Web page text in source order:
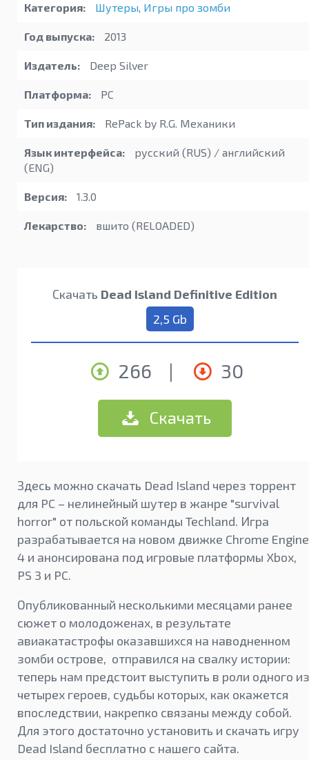
Категория: Шутеры, Игры про зомби
Год выпуска: 2013
Издатель: Deep Silver
Платформа: PC
Тип издания: RePack by R.G. Механики
Язык интерфейса:
русский (RUS) / английский
(ENG)
Версия: 1.3.0
Лекарство: вшито (RELOADED)
Скачать Dead Island Definitive Edition
2,5 Gb
266 | 30
Скачать
Здесь можно скачать Dead Island через торрент
для PC – нелинейный шутер в жанре "survival
horror" от польской команды Techland. Игра
разрабатывается на новом движке Chrome Engine
4 и анонсирована под игровые платформы Xbox,
PS 3 и PC.
Опубликованный несколькими месяцами ранее
сюжет о молодоженах, в результате
авиакатастрофы оказавшихся на наводненном
зомби острове, отправился на свалку истории:
теперь нам предстоит выступить в роли одного из
четырех героев, судьбы которых, как окажется
впоследствии, накрепко связаны между собой.
Для этого достаточно установить и скачать игру
Dead Island бесплатно с нашего сайта.